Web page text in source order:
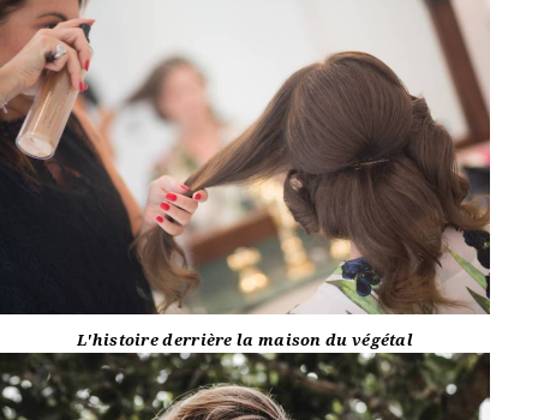
L'histoire derrière la maison du végétal